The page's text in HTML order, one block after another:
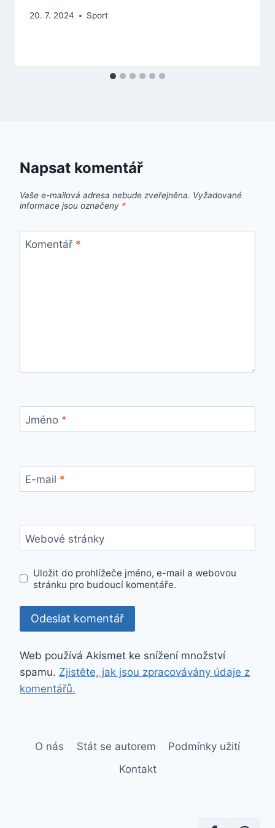
20. 7. 2024 Sport
Napsat komentář
Vaše e-mailová adresa nebude zveřejněna. Vyžadované
informace jsou označeny *
Komentář *
Jméno *
E-mail *
Webové stránky
Uložit do prohlížeče jméno, e-mail a webovou
stránku pro budoucí komentáře.
Web používá Akismet ke snížení množství
spamu. Zjistěte, jak jsou zpracovávány údaje z
komentářů.
O nás Stát se autorem
Podmínky užití
Kontakt